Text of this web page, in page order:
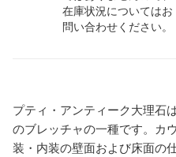
在庫状況についてはお
問い合わせください。
プティ・アンティーク大理石
のブレッチャの一種です。カ
装・内装の壁面および床面の